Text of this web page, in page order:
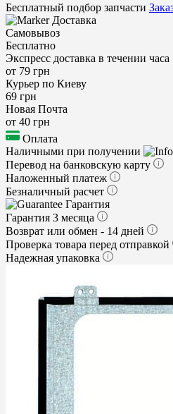
Бесплатный подбор запчасти
Доставка
Самовывоз
Бесплатно
Экспресс доставка в течении
от 79 грн
Курьер по Киеву
69 грн
Новая Почта
от 40 грн
Оплата
Наличными при получении
Перевод на банковскую карту
Наложенный платеж
Безналичный расчет
Гарантия
Гарантия 3 месяца
Возврат или обмен - 14 дней
Проверка товара перед отправкой
Надежная упаковка